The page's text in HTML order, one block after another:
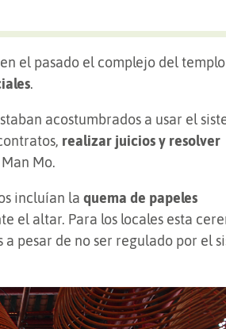
el pasado el complejo del
.
acostumbrados a usar el
realizar juicios y resolver
Mo.
incluían la quema de papeles
el altar. Para los locales esta
pesar de no ser regulado por el